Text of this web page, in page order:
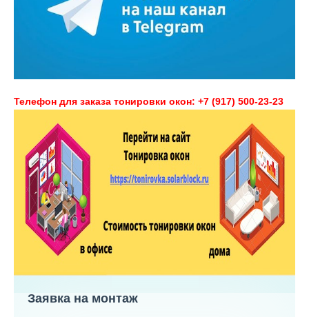
Телефон для заказа тонировки окон: +7 (917) 500-23-23
Заявка на монтаж